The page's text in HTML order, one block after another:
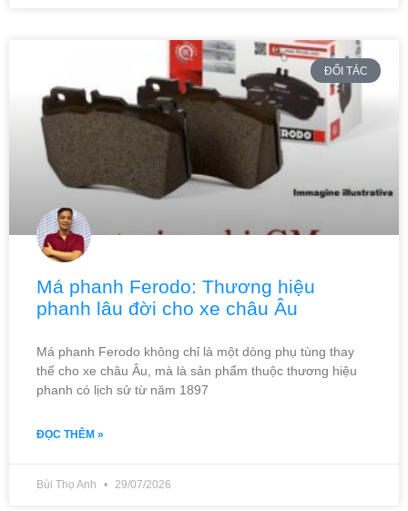
ĐỐI TÁC
Má phanh Ferodo: Thương hiệu
phanh lâu đời cho xe châu Âu
Má phanh Ferodo không chỉ là một dòng phụ tùng thay
thế cho xe châu Âu, mà là sản phẩm thuộc thương hiệu
phanh có lịch sử từ năm 1897
ĐỌC THÊM »
Bùi Thọ Anh 29/07/2026